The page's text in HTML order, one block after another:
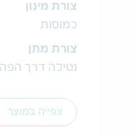
צורת מינון
כמוסות
צורת מתן
נטילה דרך הפה
צפייה במוצר